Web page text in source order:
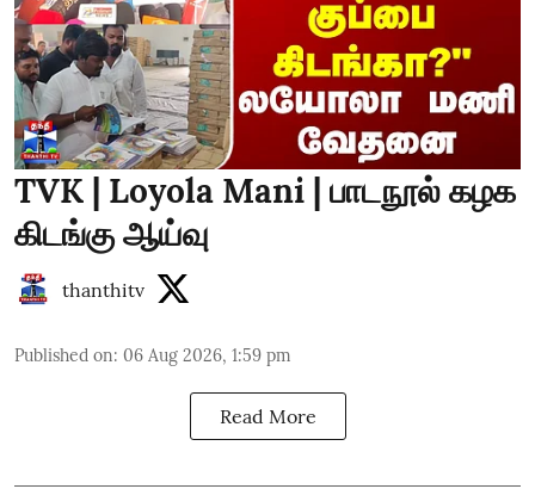
TVK | Loyola Mani | பாடநூல் கழக
கிடங்கு ஆய்வு
thanthitv
Published on: 06 Aug 2026, 1:59 pm
Read More